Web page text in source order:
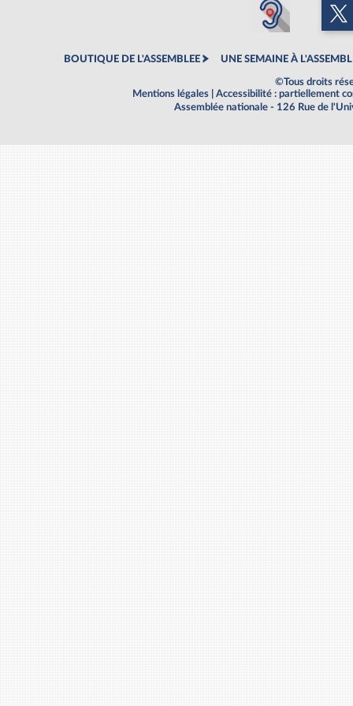
BOUTIQUE DE L'ASSEMBLEE UNE SEMAINE À
©Tous droits
Mentions légales
Accessibilité : partiellement
Assemblée nationale - 126 Rue de